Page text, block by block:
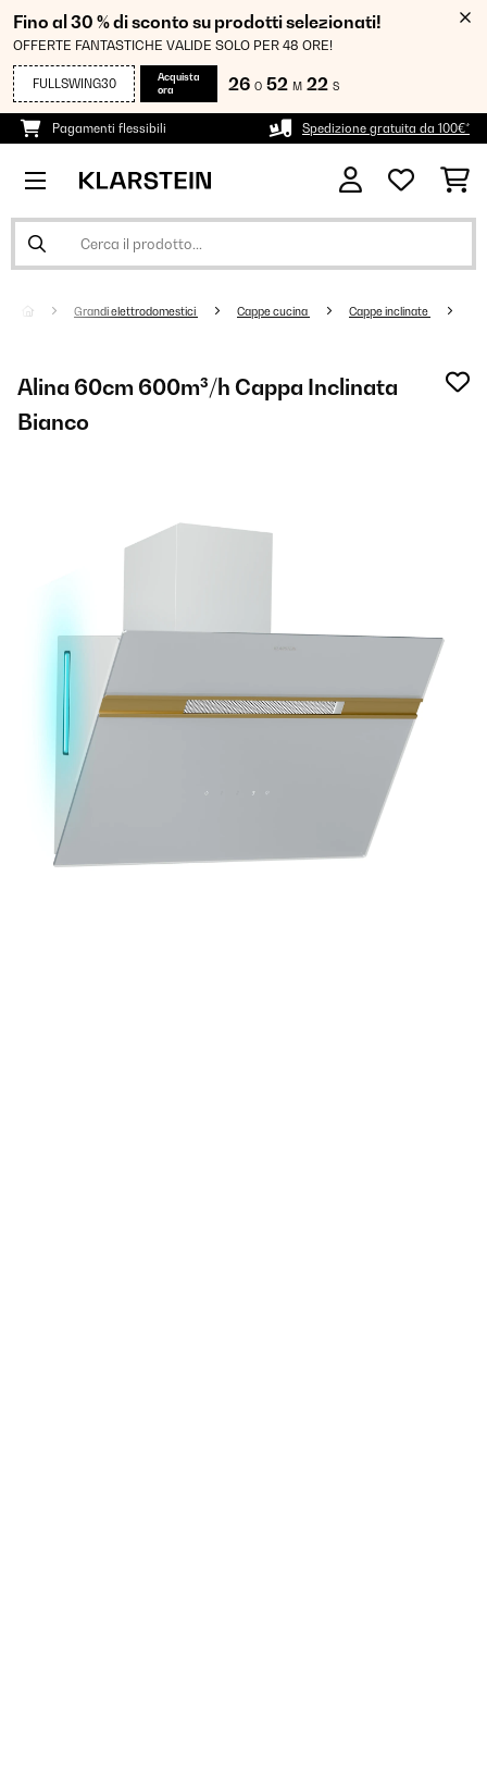
Fino al 30 % di sconto su prodotti selezionati!
OFFERTE FANTASTICHE VALIDE SOLO PER 48 ORE!
FULLSWING30
Acquista
ora
26 O 52 M 21 S
Pagamenti flessibili Spedizione gratuita da 100€*
Grandi elettrodomestici Cappe cucina Cappe inclinate
Alina 60cm 600m³/h Cappa Inclinata
Bianco